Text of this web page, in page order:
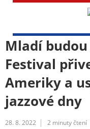
Mladí
Festival
Ameriky a
jazzové dny
28. 8. 2022 2 minuty čtení